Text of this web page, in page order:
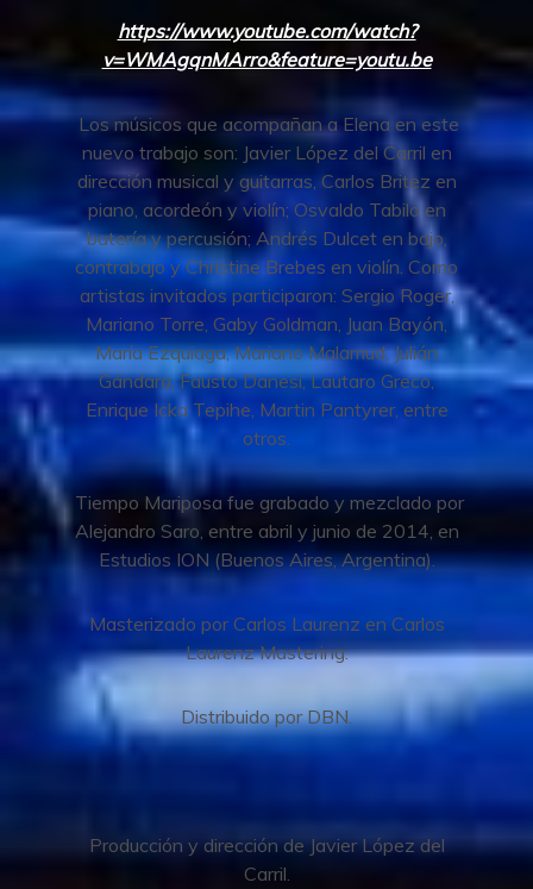
https://www.youtube.com/watch?
v=WMAgqnMArro&feature=youtu.be
Los músicos que acompañan a Elena en este
nuevo trabajo son: Javier López del Carril en
dirección musical y guitarras, Carlos Britez en
piano, acordeón y violín; Osvaldo Tabilo en
batería y percusión; Andrés Dulcet en bajo,
contrabajo y Christine Brebes en violín. Como
artistas invitados participaron: Sergio Roger,
Mariano Torre, Gaby Goldman, Juan Bayón,
María Ezquiaga, Mariano Malamud, Julián
Gándara, Fausto Danesi, Lautaro Greco,
Enrique Icka Tepihe, Martin Pantyrer, entre
otros.
Tiempo Mariposa fue grabado y mezclado por
Alejandro Saro, entre abril y junio de 2014, en
Estudios ION (Buenos Aires, Argentina).
Masterizado por Carlos Laurenz en Carlos
Laurenz Mastering.
Distribuido por DBN.
Producción y dirección de Javier López del
Carril.